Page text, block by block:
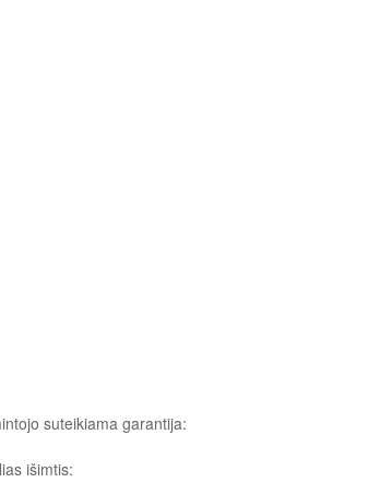
suteikiama garantija:
išimtis: